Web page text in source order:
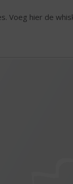
Voeg hier de